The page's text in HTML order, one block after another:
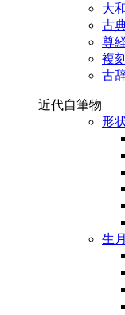
大
古
尊
複
古
近代自筆物
形
生月